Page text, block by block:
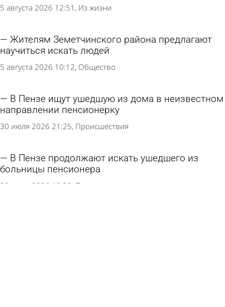
5 августа 2026 12:51 Из жизни
Жителям Земетчинского района предлагают
научиться искать людей
5 августа 2026 10:12 Общество
В Пензе ищут ушедшую из дома в неизвестном
направлении пенсионерку
30 июля 2026 21:25 Происшествия
В Пензе продолжают искать ушедшего из
больницы пенсионера
28 июля 2026 18:29 Происшествия